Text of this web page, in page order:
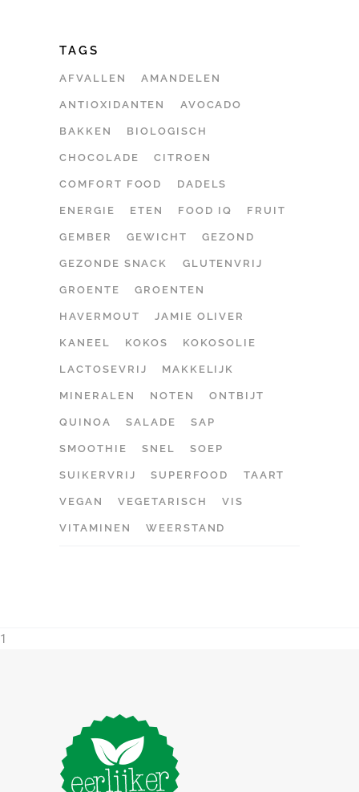
TAGS
AFVALLEN AMANDELEN
ANTIOXIDANTEN AVOCADO
BAKKEN BIOLOGISCH
CHOCOLADE CITROEN
COMFORT FOOD DADELS
ENERGIE ETEN FOOD IQ FRUIT
GEMBER GEWICHT GEZOND
GEZONDE SNACK GLUTENVRIJ
GROENTE GROENTEN
HAVERMOUT JAMIE OLIVER
KANEEL KOKOS KOKOSOLIE
LACTOSEVRIJ MAKKELIJK
MINERALEN NOTEN ONTBIJT
QUINOA SALADE SAP
SMOOTHIE SNEL SOEP
SUIKERVRIJ SUPERFOOD TAART
VEGAN VEGETARISCH VIS
VITAMINEN WEERSTAND
1